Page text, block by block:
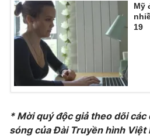
cấp ngày 29/12/2023
Tổng Biên tập:Vũ Thanh Thủy
Phó Tổng Biên tập:
Nguyễn Thị Mỹ
Nguyễn Trọng Ninh
Tổng đài VTV:024.38 355 931 -
Ðiện thoại Thời báo VTV:024.66 897
Liên hệ quảng cáo:024-7300.7108
Mỹ
19
* Mời quý độc giả theo dõi
sóng của Đài Truyền hình Việt